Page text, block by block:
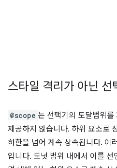
스타일 격리가 아닌 선
@scope 는 선택기의 도달범위
제공하지 않습니다. 하위 요소로
하한을 넘어 계속 상속됩니다. 이
입니다. 도넛 범위 내에서 이를 선